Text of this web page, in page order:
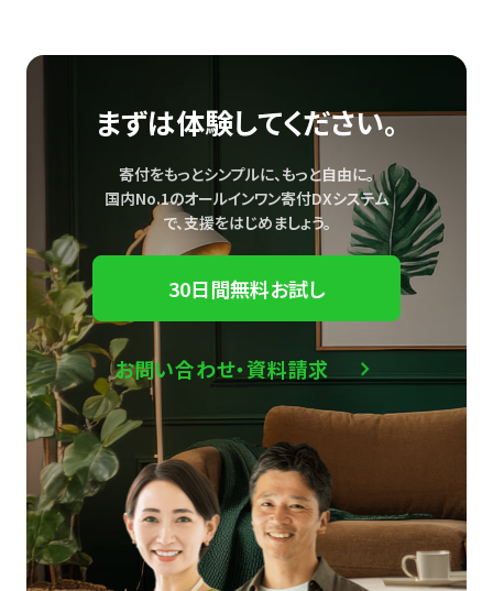
まずは体験してください。
寄付をもっとシンプルに、もっと自由に。
国内No.1のオールインワン寄付DXシステム
で、支援をはじめましょう。
30日間無料お試し
お問い合わせ・資料請求